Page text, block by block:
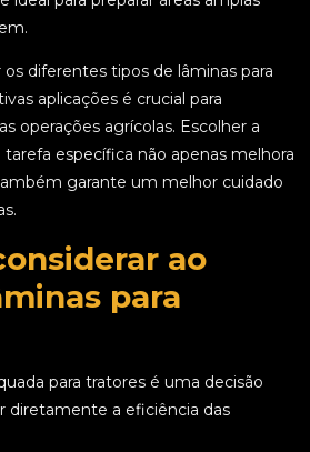
diferentes tipos de lâminas para
aplicações é crucial para
operações agrícolas. Escolher a
tarefa específica não apenas melhora
garante um melhor cuidado
ao
para
para tratores é uma decisão
diretamente a eficiência das